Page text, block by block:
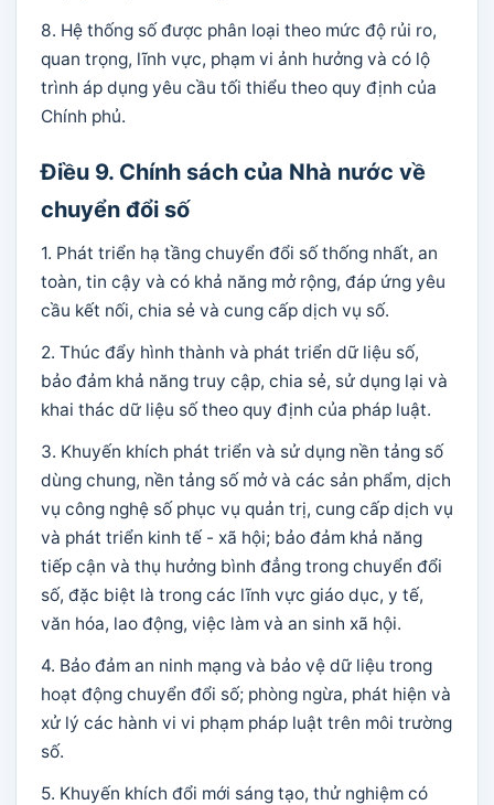
8. Hệ thống số được phân loại theo mức độ rủi ro,
quan trọng, lĩnh vực, phạm vi ảnh hưởng và có lộ
trình áp dụng yêu cầu tối thiểu theo quy định của
Chính phủ.
Điều 9. Chính sách của Nhà nước về
chuyển đổi số
1. Phát triển hạ tầng chuyển đổi số thống nhất, an
toàn, tin cậy và có khả năng mở rộng, đáp ứng yêu
cầu kết nối, chia sẻ và cung cấp dịch vụ số.
2. Thúc đẩy hình thành và phát triển dữ liệu số,
bảo đảm khả năng truy cập, chia sẻ, sử dụng lại và
khai thác dữ liệu số theo quy định của pháp luật.
3. Khuyến khích phát triển và sử dụng nền tảng số
dùng chung, nền tảng số mở và các sản phẩm, dịch
vụ công nghệ số phục vụ quản trị, cung cấp dịch vụ
và phát triển kinh tế - xã hội; bảo đảm khả năng
tiếp cận và thụ hưởng bình đẳng trong chuyển đổi
số, đặc biệt là trong các lĩnh vực giáo dục, y tế,
văn hóa, lao động, việc làm và an sinh xã hội.
4. Bảo đảm an ninh mạng và bảo vệ dữ liệu trong
hoạt động chuyển đổi số; phòng ngừa, phát hiện và
xử lý các hành vi vi phạm pháp luật trên môi trường
số.
5. Khuyến khích đổi mới sáng tạo, thử nghiệm có